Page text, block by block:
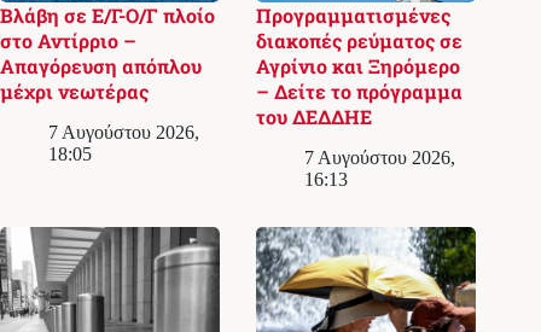
Βλάβη σε Ε/Γ-Ο/Γ πλοίο
στο Αντίρριο –
Απαγόρευση απόπλου
μέχρι νεωτέρας
7 Αυγούστου 2026,
18:05
Προγραμματισμένες
διακοπές ρεύματος σε
Αγρίνιο και Ξηρόμερο
– Δείτε το πρόγραμμα
του ΔΕΔΔΗΕ
7 Αυγούστου 2026,
16:13